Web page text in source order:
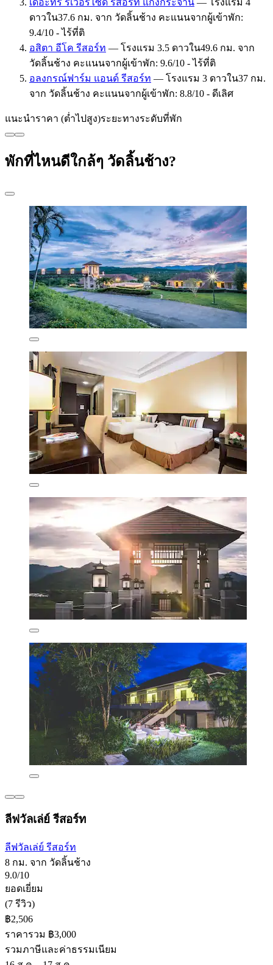
ดาวใน37.6 กม. จาก วัดลิ้นช้าง คะแนนจากผู้เข้าพัก:
9.4/10 - ไร้ที่ติ
อสิตา อีโค รีสอร์ท — โรงแรม 3.5 ดาวใน49.6 กม. จาก
วัดลิ้นช้าง คะแนนจากผู้เข้าพัก: 9.6/10 - ไร้ที่ติ
อลงกรณ์ฟาร์ม แอนด์ รีสอร์ท — โรงแรม 3 ดาวใน37 กม.
จาก วัดลิ้นช้าง คะแนนจากผู้เข้าพัก: 8.8/10 - ดีเลิศ
แนะนำราคา (ต่ำไปสูง)ระยะทางระดับที่พัก
พักที่ไหนดีใกล้ๆ วัดลิ้นช้าง?
ลีฟวัลเล่ย์ รีสอร์ท
ลีฟวัลเล่ย์ รีสอร์ท
8 กม. จาก วัดลิ้นช้าง
9.0/10
ยอดเยี่ยม
(7 รีวิว)
฿2,506
ราคารวม ฿3,000
รวมภาษีและค่าธรรมเนียม